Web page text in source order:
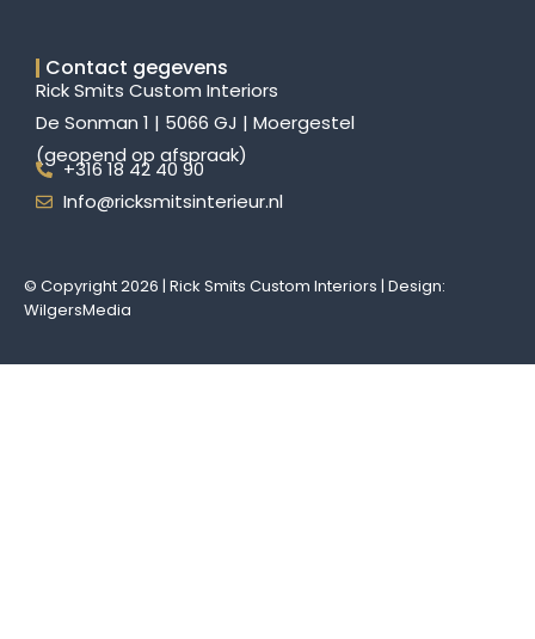
Contact gegevens
Rick Smits Custom Interiors
De Sonman 1 | 5066 GJ | Moergestel
(geopend op afspraak)
+316 18 42 40 90
Info@ricksmitsinterieur.nl
© Copyright 2026 | Rick Smits Custom Interiors | Design:
WilgersMedia